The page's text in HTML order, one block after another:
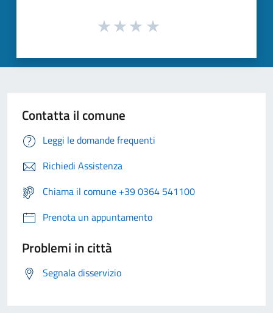
Contatta il comune
Leggi le domande frequenti
Richiedi Assistenza
Chiama il comune +39 0364 541100
Prenota un appuntamento
Problemi in città
Segnala disservizio